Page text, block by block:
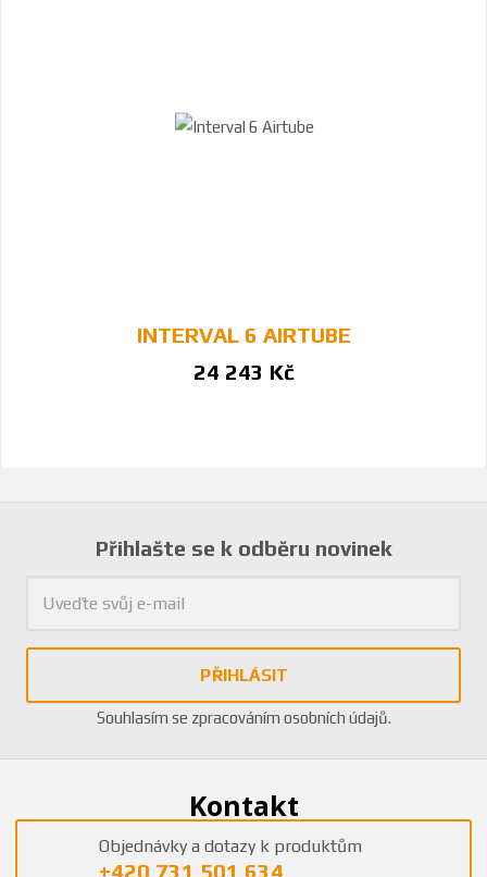
INTERVAL 6 AIRTUBE
24 243 Kč
Přihlašte se k odběru novinek
PŘIHLÁSIT
Souhlasím se zpracováním osobních údajů.
Kontakt
Objednávky a dotazy k produktům
+420 731 501 634